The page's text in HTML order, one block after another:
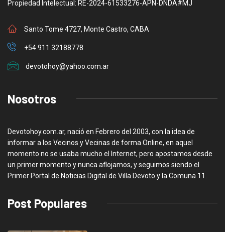
Propiedad Intelectual: RE-2024-61533276-APN-DNDA#MJ
Santo Tome 4727, Monte Castro, CABA
+54 911 32188778
devotohoy@yahoo.com.ar
Nosotros
Devotohoy.com.ar, nació en Febrero del 2003, con la idea de
informar a los Vecinos y Vecinas de forma Online, en aquel
momento no se usaba mucho el Internet, pero apostamos desde
un primer momento y nunca aflojamos, y seguimos siendo el
Primer Portal de Noticias Digital de Villa Devoto y la Comuna 11.
Post Populares